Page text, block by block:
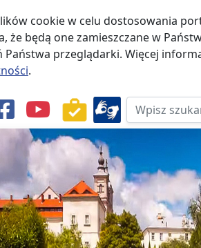
cookie w celu dostosowania
że będą one zamieszczane w
Państwa przeglądarki. Więcej
.